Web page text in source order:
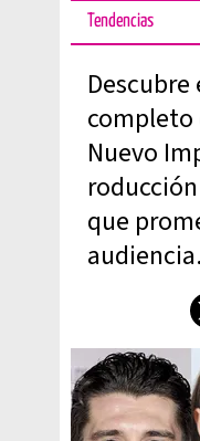
Tendencias
completo
Nuevo
que
audiencia.